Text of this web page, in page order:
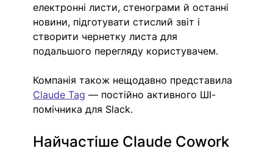
електронні листи, стенограми й останні
новини, підготувати стислий звіт і
створити чернетку листа для
подальшого перегляду користувачем.
Компанія також нещодавно представила
Claude Tag — постійно активного ШІ-
помічника для Slack.
Найчастіше Claude Cowork